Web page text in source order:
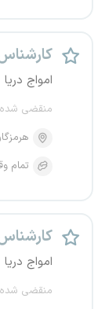
امواج دریا
منقضی شده
تمام
امواج دریا
منقضی شده